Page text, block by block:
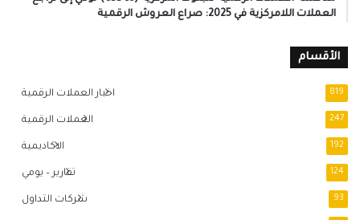
العملات اللامركزية في 2025: صراع العروش الرقمية
الأقسام
اخبار العملات الرقمية 819
العملات الرقمية 247
الاكاديمية 192
تقارير – يومي 124
شركات التداول 93